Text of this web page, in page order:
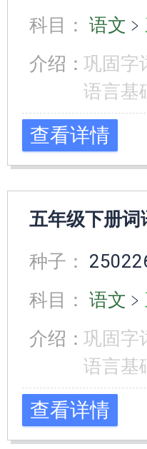
科目： 语文 ﹥
介绍：巩固字
语言基
查看详情
五年级下册
种子：
科目： 语文 ﹥
介绍：巩固字
语言基
查看详情